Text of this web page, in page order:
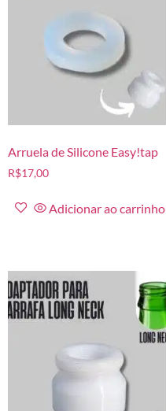
Arruela de Silicone Easy!tap
R$17,00
Adicionar ao carrinho